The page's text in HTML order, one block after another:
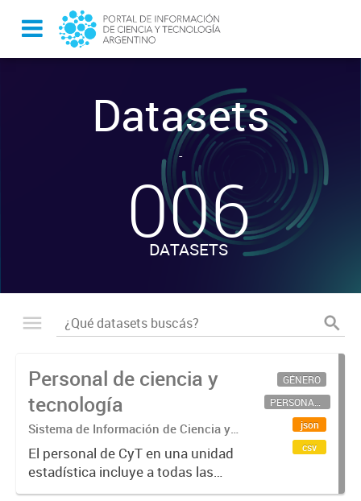
Datasets
-
006
DATASETS
Personal de ciencia y
tecnología
Sistema de Información de Ciencia y
Tecnología Argentino (SICYTAR)
El personal de CyT en una unidad
estadística incluye a todas las
personas involucradas
GÉNERO
PERSONAL CIENTÍFICO-TECNOLÓGICO
json
csv